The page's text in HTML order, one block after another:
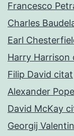
Francesco
Charles
Earl
Harry Harrison
Filip David citat
Alexander
David McKay
Georgij